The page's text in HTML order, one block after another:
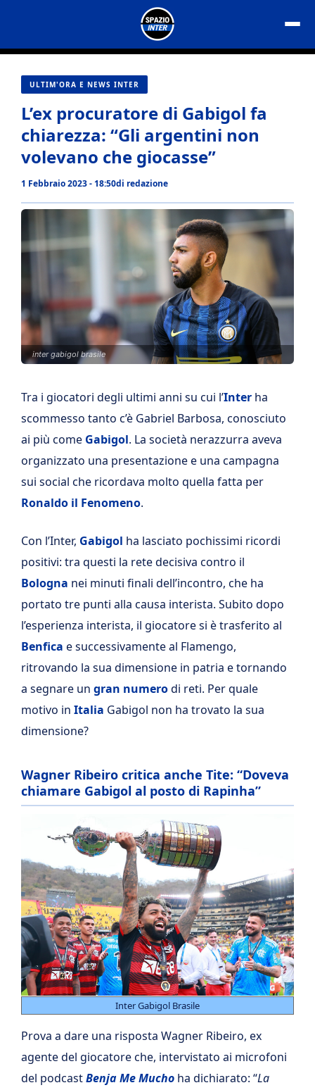
contenuto
ULTIM'ORA E NEWS INTER
L’ex procuratore di Gabigol fa
chiarezza: “Gli argentini non
volevano che giocasse”
1 Febbraio 2023 - 18:50di redazione
inter gabigol brasile
Tra i giocatori degli ultimi anni su cui l’Inter ha
scommesso tanto c’è Gabriel Barbosa, conosciuto
ai più come Gabigol. La società nerazzurra aveva
organizzato una presentazione e una campagna
sui social che ricordava molto quella fatta per
Ronaldo il Fenomeno.
Con l’Inter, Gabigol ha lasciato pochissimi ricordi
positivi: tra questi la rete decisiva contro il
Bologna nei minuti finali dell’incontro, che ha
portato tre punti alla causa interista. Subito dopo
l’esperienza interista, il giocatore si è trasferito al
Benfica e successivamente al Flamengo,
ritrovando la sua dimensione in patria e tornando
a segnare un gran numerodi reti. Per quale
motivo in Italia Gabigol non ha trovato la sua
dimensione?
Wagner Ribeiro critica anche Tite: “Doveva
chiamare Gabigol al posto di Rapinha”
Inter Gabigol Brasile
Prova a dare una risposta Wagner Ribeiro, ex
agente del giocatore che, intervistato ai microfoni
del podcastBenja Me Mucho ha dichiarato: “La